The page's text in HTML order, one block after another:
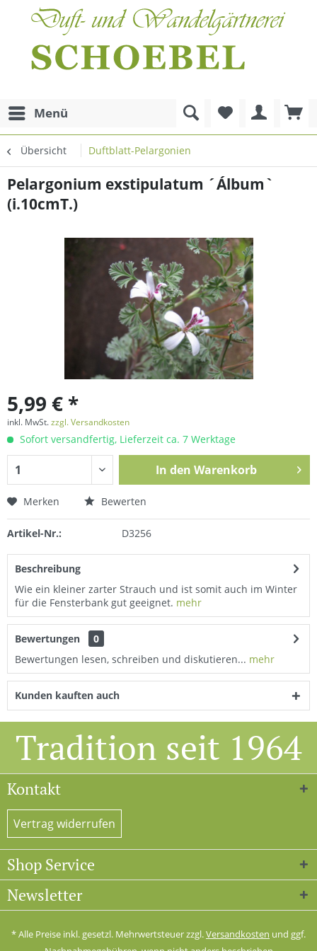
Menü
Übersicht Duftblatt-Pelargonien
Pelargonium exstipulatum ´Álbum`
(i.10cmT.)
5,99 € *
inkl. MwSt.zzgl. Versandkosten
Sofort versandfertig, Lieferzeit ca. 7 Werktage
In den Warenkorb
Merken Bewerten
Artikel-Nr.: D3256
Beschreibung
Wie ein kleiner zarter Strauch und ist somit auch im Winter
für die Fensterbank gut geeignet. mehr
Bewertungen
0
Bewertungen lesen, schreiben und diskutieren... mehr
Kunden kauften auch
Tradition seit 1964
Kontakt
Vertrag widerrufen
Shop Service
Newsletter
* Alle Preise inkl. gesetzl. Mehrwertsteuer zzgl.Versandkosten und ggf.